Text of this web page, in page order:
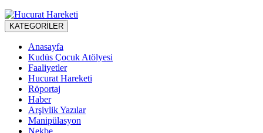
KATEGORİLER
Anasayfa
Kudüs Çocuk Atölyesi
Faaliyetler
Hucurat Hareketi
Röportaj
Haber
Arşivlik Yazılar
Manipülasyon
Nekbe